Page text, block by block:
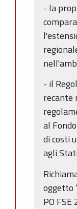
- la
- il
recante
al
di costi
agli
oggetto
PO